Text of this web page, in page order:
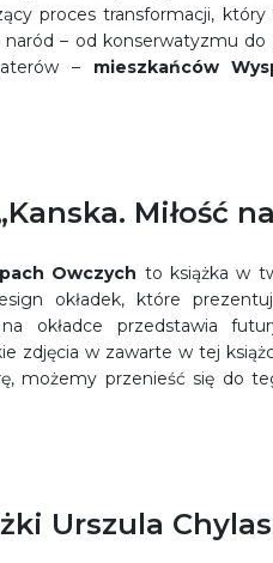
proces transformacji,
– od konserwatyzmu
– mieszkańców
Miłość
Owczych to książka w
okładek, które
okładce przedstawia
zdjęcia w zawarte w tej
możemy przenieść się do
Urszula